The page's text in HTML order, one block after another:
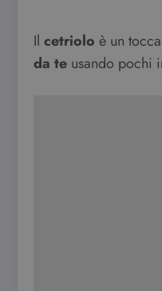
Il cetriolo è un
da te usando pochi